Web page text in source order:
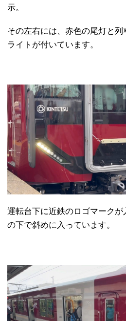
示。
その左右には、赤色の尾灯と
ライトが付いています。
運転台下に近鉄のロゴマーク
の下で斜めに入っています。